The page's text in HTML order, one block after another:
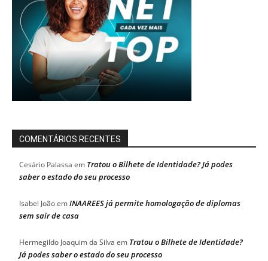
COMENTÁRIOS RECENTES
Cesário Palassa em Tratou o Bilhete de Identidade? Já podes
saber o estado do seu processo
Isabel JoãoemINAAREES já permite homologação de diplomas
sem sair de casa
Hermegildo Joaquim da Silva em Tratou o Bilhete de Identidade?
Já podes saber o estado do seu processo